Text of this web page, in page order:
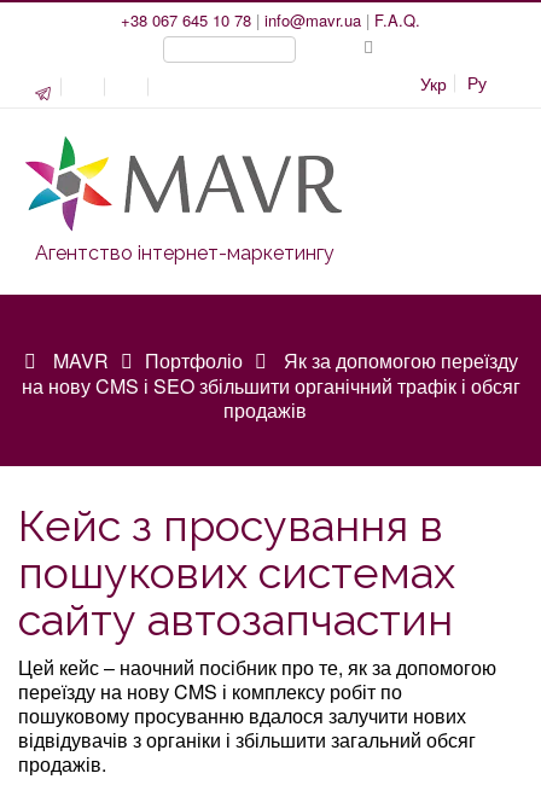
+38 067 645 10 78 | info@mavr.ua | F.A.Q.
Укр Ру
Агентство інтернет-маркетингу
MAVR Портфоліо
Як за допомогою переїзду
на нову CMS і SEO збільшити органічний трафік і обсяг
продажів
Кейс з просування в
пошукових системах
сайту автозапчастин
Цей кейс – наочний посібник про те, як за допомогою
переїзду на нову CMS і комплексу робіт по
пошуковому просуванню вдалося залучити нових
відвідувачів з органіки і збільшити загальний обсяг
продажів.